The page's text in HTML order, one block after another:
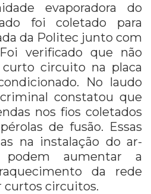
evaporadora do
foi coletado para
da Politec junto com
verificado que não
circuito na placa
No laudo
constatou que
nos fios coletados
de fusão. Essas
na instalação do ar-
podem aumentar a
da rede
curtos circuitos.